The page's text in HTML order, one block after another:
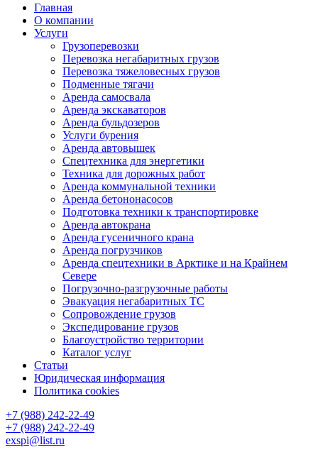
Главная
О компании
Услуги
Грузоперевозки
Перевозка негабаритных грузов
Перевозка тяжеловесных грузов
Подменные тягачи
Аренда самосвала
Аренда экскаваторов
Аренда бульдозеров
Услуги бурения
Аренда автовышек
Спецтехника для энергетики
Техника для дорожных работ
Аренда коммунальной техники
Аренда бетононасосов
Подготовка техники к транспортировке
Аренда автокрана
Аренда гусеничного крана
Аренда погрузчиков
Аренда спецтехники в Арктике и на Крайнем
Севере
Погрузочно-разгрузочные работы
Эвакуация негабаритных ТС
Сопровождение грузов
Экспедирование грузов
Благоустройство территории
Каталог услуг
Статьи
Юридическая информация
Политика cookies
+7 (988) 242-22-49
+7 (988) 242-22-49
exspi@list.ru